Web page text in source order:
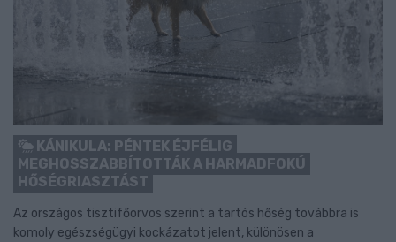
KÁNIKULA: PÉNTEK ÉJFÉLIG
MEGHOSSZABBÍTOTTÁK A HARMADFOKÚ
HŐSÉGRIASZTÁST
Az országos tisztifőorvos szerint a tartós hőség továbbra is
komoly egészségügyi kockázatot jelent, különösen a